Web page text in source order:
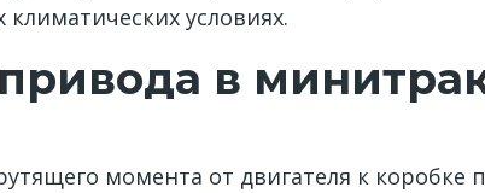
условиях.
в
момента от двигателя к коробке